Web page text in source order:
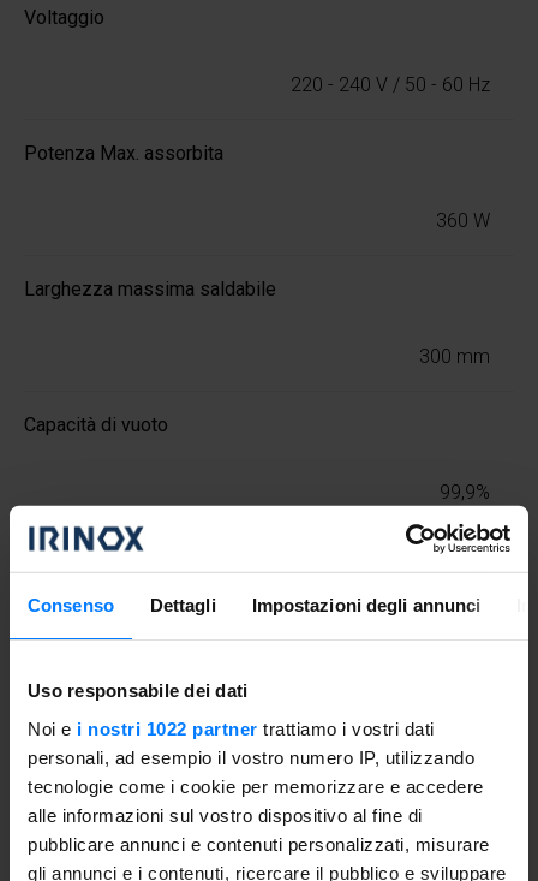
Consenso Dettagli Impostazioni degli annunci
Uso responsabile dei dati
Noi e i nostri 1022 partner trattiamo i vostri dati
personali, ad esempio il vostro numero IP, utilizzando
tecnologie come i cookie per memorizzare e accedere
alle informazioni sul vostro dispositivo al fine di
pubblicare annunci e contenuti personalizzati, misurare
gli annunci e i contenuti, ricercare il pubblico e sviluppare
Voltaggio
220 - 240 V / 50 - 60 Hz
Potenza Max. assorbita
360 W
Larghezza massima saldabile
300 mm
Capacità di vuoto
99,9%
Vasca in acciaio INOX
AISI 304 - 18/10